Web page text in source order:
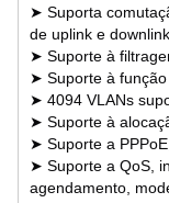
➤ Suporta
de uplink e downlink
➤ Suporte à
➤ Suporte à
➤ 4094 VLANs
➤ Suporte à
➤ Suporte a
➤ Suporte a QoS,
agendamento,